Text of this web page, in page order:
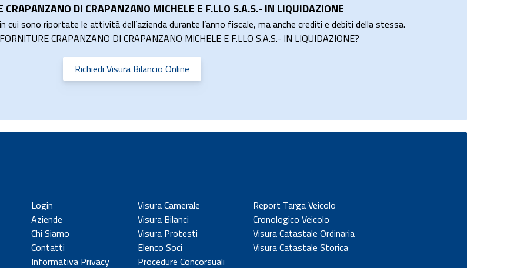
DI CRAPANZANO MICHELE E F.LLO S.A.S.- IN LIQUIDAZIONE
cui sono riportate le attività dell’azienda durante l’anno fiscale, ma anche crediti e debiti della stessa.
CRAPANZANO DI CRAPANZANO MICHELE E F.LLO S.A.S.- IN LIQUIDAZIONE?
Richiedi Visura Bilancio Online
Login
Aziende
Chi Siamo
Contatti
Informativa Privacy
Visura Camerale
Visura Bilanci
Visura Protesti
Elenco Soci
Procedure Concorsuali
Report Targa Veicolo
Cronologico Veicolo
Visura Catastale Ordinaria
Visura Catastale Storica